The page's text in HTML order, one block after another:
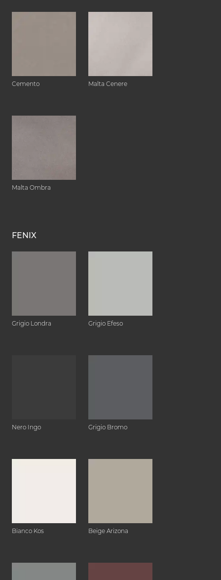
Cemento Malta Cenere
Malta Ombra
FENIX
Grigio Londra Grigio Efeso
Nero Ingo Grigio Bromo
Bianco Kos Beige Arizona